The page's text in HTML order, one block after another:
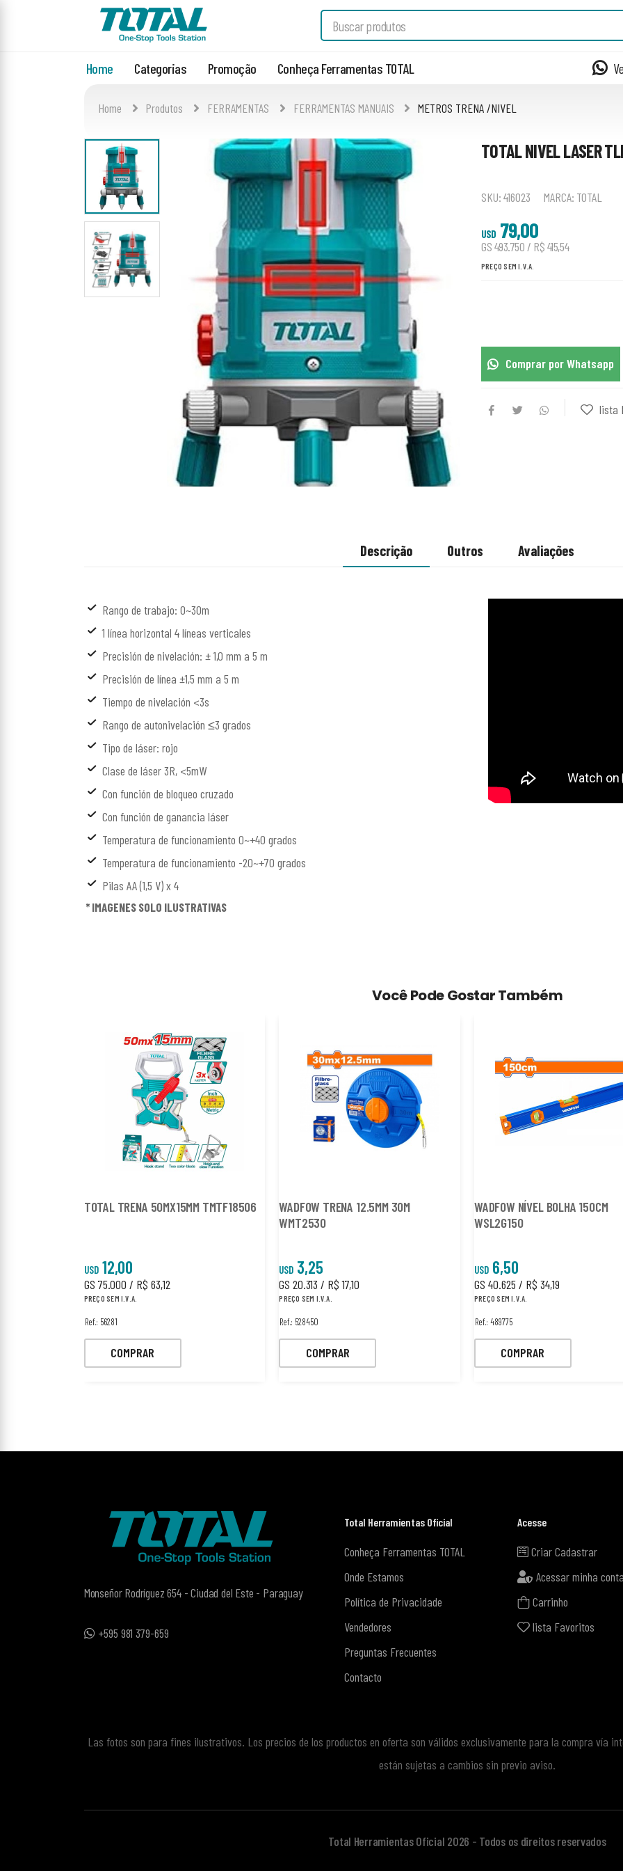
Home Categorias Promoção Conheça Ferramentas TOTAL
Home Produtos FERRAMENTAS FERRAMENTAS MANUAIS METROS TRENA /NIVEL
TOTAL NIVEL LASER
SKU:416023 MARCA: TOTAL
USD 79,00
GS 493.750 / R$ 415,54
PREÇO SEM I.V.A.
Comprar por Whatsapp
lista
Descrição Outros Avaliações
Rango de trabajo: 0~30m
1 línea horizontal 4 líneas verticales
Precisión de nivelación: ± 1,0 mm a 5 m
Precisión de línea ±1,5 mm a 5 m
Tiempo de nivelación <3s
Rango de autonivelación ≤3 grados
Tipo de láser: rojo
Clase de láser 3R, <5mW
Con función de bloqueo cruzado
Con función de ganancia láser
Temperatura de funcionamiento 0~+40 grados
Temperatura de funcionamiento -20~+70 grados
Pilas AA (1,5 V) x 4
* IMAGENES SOLO ILUSTRATIVAS
Você Pode Gostar Também
TOTAL TRENA 50MX15MM TMTF18506
USD 12,00
GS 75.000 / R$ 63,12
PREÇO SEM I.V.A.
Ref.: 56281
COMPRAR
WADFOW TRENA 12.5MM 30M
WMT2530
USD 3,25
GS 20.313 / R$ 17,10
PREÇO SEM I.V.A.
Ref.: 528450
COMPRAR
WADFOW NÍVEL BOLHA 150CM
WSL2G150
USD 6,50
GS 40.625 / R$ 34,19
PREÇO SEM I.V.A.
Ref.: 489775
COMPRAR
Monseñor Rodríguez 654 - Ciudad del Este - Paraguay
+595 981 379-659
Total Herramientas Oficial
Conheça Ferramentas TOTAL
Onde Estamos
Política de Privacidade
Vendedores
Preguntas Frecuentes
Contacto
Acesse
Criar Cadastrar
Acessar minha conta
Carrinho
lista Favoritos
Las fotos son para fines ilustrativos. Los precios de los productos en oferta son válidos exclusivamente para la compra vía
están sujetas a cambios sin previo aviso.
Total Herramientas Oficial 2026 - Todos os direitos reservados